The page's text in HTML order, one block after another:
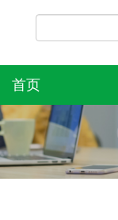
首页